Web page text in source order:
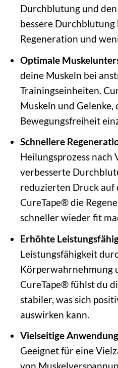
Durchblutung und den
bessere
Regeneration und
Optimale
deine Muskeln bei
Trainingseinheiten.
Muskeln und Gelenke,
Bewegungsfreiheit
Schnellere
Heilungsprozess nach
verbesserte
reduzierten Druck auf
CureTape® die
schneller wieder fit
Erhöhte
Leistungsfähigkeit
Körperwahrnehmung
CureTape® fühlst du
stabiler, was sich
auswirken kann.
Vielseitige
Geeignet für eine